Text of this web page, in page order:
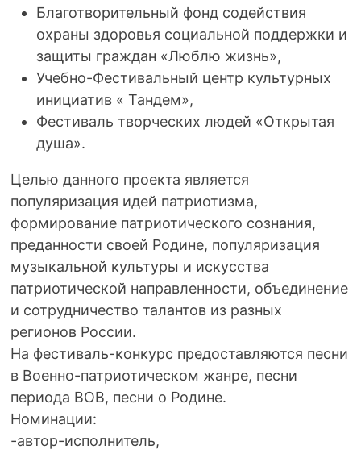
Благотворительный фонд содействия
охраны здоровья социальной поддержки и
защиты граждан «Люблю жизнь»,
Учебно-Фестивальный центр культурных
инициатив « Тандем»,
Фестиваль творческих людей «Открытая
душа».
Целью данного проекта является
популяризация идей патриотизма,
формирование патриотического сознания,
преданности своей Родине, популяризация
музыкальной культуры и искусства
патриотической направленности, объединение
и сотрудничество талантов из разных
регионов России.
На фестиваль-конкурс предоставляются песни
в Военно-патриотическом жанре, песни
периода ВОВ, песни о Родине.
Номинации:
-автор-исполнитель,